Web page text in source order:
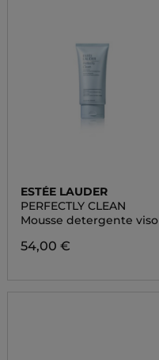
ESTÉE LAUDER
PERFECTLY CLEAN
Mousse detergente viso
54,00 €